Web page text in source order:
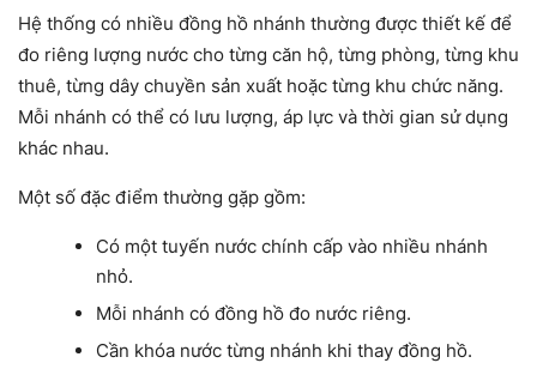
Hệ thống có nhiều đồng hồ nhánh thường được thiết kế để
đo riêng lượng nước cho từng căn hộ, từng phòng, từng khu
thuê, từng dây chuyền sản xuất hoặc từng khu chức năng.
Mỗi nhánh có thể có lưu lượng, áp lực và thời gian sử dụng
khác nhau.
Một số đặc điểm thường gặp gồm:
Có một tuyến nước chính cấp vào nhiều nhánh
nhỏ.
Mỗi nhánh có đồng hồ đo nước riêng.
Cần khóa nước từng nhánh khi thay đồng hồ.